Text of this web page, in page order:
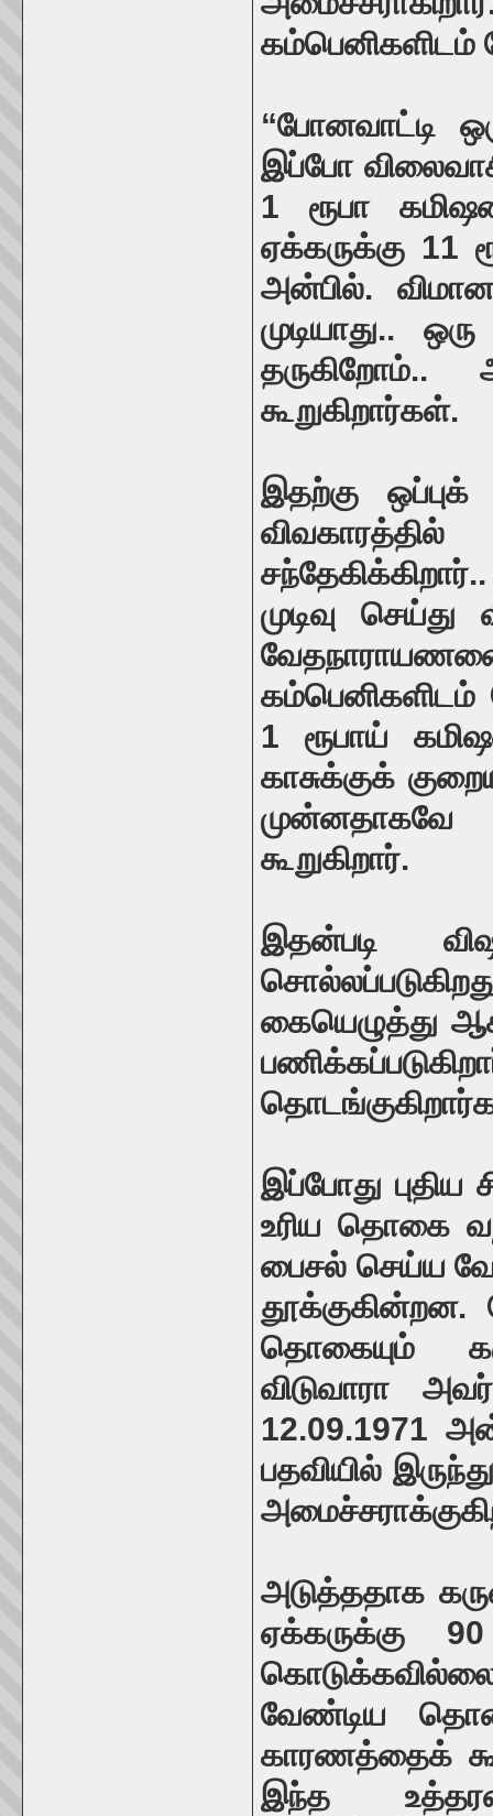
கம்பெனிகளிடம்
“போனவாட்டி
இப்போ
1 ரூபா
ஏக்கருக்கு 11
அன்பில்.
முடியாது..
கூறுகிறார்கள்.
இதற்கு
முடிவு
கம்பெனிகளிடம்
1 ரூபாய்
காசுக்குக்
முன்னதாகவே
கூறுகிறார்.
இதன்படி
கையெழுத்து
இப்போது
உரிய தொகை
பைசல் செய்ய
தொகையும்
விடுவாரா
12.09.1971
பதவியில்
அடுத்ததாக
ஏக்கருக்கு
வேண்டிய
காரணத்தைக்
இந்த